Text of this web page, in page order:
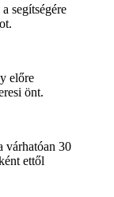
segítségére
előre
önt.
várhatóan 30
ettől